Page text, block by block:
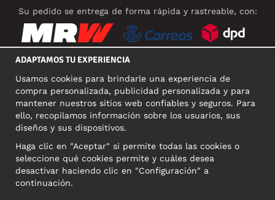
Su pedido se entrega de forma rápida y rastreable, con:
REDES SOCIALES
DIRECCIÓN COMERCIAL
Motley Denim Europe OÜ
Narva mnt 5, EE-10117 Tallinn
Reg: 12356245
ADAPTAMOS TU EXPERIENCIA
Usamos cookies para brindarle una experiencia de
compra personalizada, publicidad personalizada y para
mantener nuestros sitios web confiables y seguros. Para
ello, recopilamos información sobre los usuarios, sus
diseños y sus dispositivos.
Haga clic en "Aceptar" si permite todas las cookies o
seleccione qué cookies permite y cuáles desea
desactivar haciendo clic en "Configuración" a
continuación.